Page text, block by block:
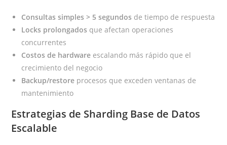
Consultas simples > 5 segundos de tiempo de respuesta
Locks prolongados que afectan operaciones
concurrentes
Costos de hardware escalando más rápido que el
crecimiento del negocio
Backup/restore procesos que exceden ventanas de
mantenimiento
Estrategias de Sharding Base de Datos
Escalable